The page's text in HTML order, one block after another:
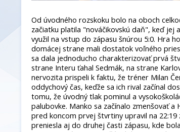
Od úvodného rozskoku bolo na oboch
začiatku platila "nováčikovskú daň", keď jej
využil na vstup do zápasu šnúrou 5:0. Hra
domácej strane mali dostatok voľného
sa dala jednoducho charakterizovať prvá
strane Interu ťahal Sedmák, na strane
nervozita prispeli k faktu, že tréner Milan
oddychový čas, keďže sa ich rival začínal
tomu, že úvodný tlak pominul a
palubovke. Manko sa začínalo zmenšovať a
pred koncom prvej štvrtiny upravil na
preniesla aj do druhej časti zápasu, kde